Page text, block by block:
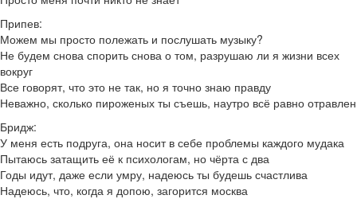
Припев:
Можем мы просто полежать и послушать музыку?
Не будем снова спорить снова о том, разрушаю ли я жизни всех
вокруг
Все говорят, что это не так, но я точно знаю правду
Неважно, сколько пироженых ты съешь, наутро всё равно отравлен
Бридж:
У меня есть подруга, она носит в себе проблемы каждого мудака
Пытаюсь затащить её к психологам, но чёрта с два
Годы идут, даже если умру, надеюсь ты будешь счастлива
Надеюсь, что, когда я допою, загорится москва